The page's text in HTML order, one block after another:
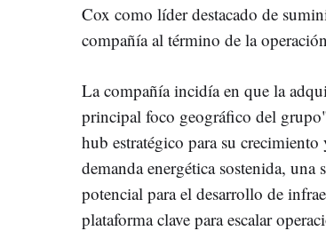
Cox como líder destacado de
compañía al término de la
La compañía incidía en que la
principal foco geográfico del
hub estratégico para su
demanda energética sostenida,
potencial para el desarrollo de
plataforma clave para escalar